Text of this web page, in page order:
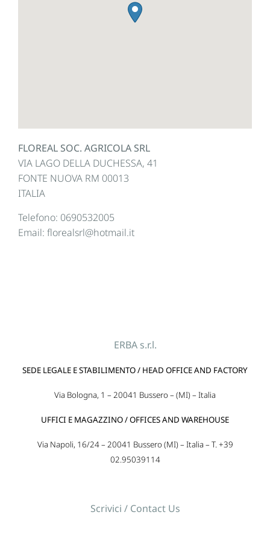
FLOREAL SOC. AGRICOLA SRL
VIA LAGO DELLA DUCHESSA, 41
FONTE NUOVA RM 00013
ITALIA
Telefono: 0690532005
Email: florealsrl@hotmail.it
ERBA s.r.l.
SEDE LEGALE E STABILIMENTO / HEAD OFFICE AND FACTORY
Via Bologna, 1 – 20041 Bussero – (MI) – Italia
UFFICI E MAGAZZINO / OFFICES AND WAREHOUSE
Via Napoli, 16/24 – 20041 Bussero (MI) – Italia – T. +39
02.95039114
Scrivici / Contact Us